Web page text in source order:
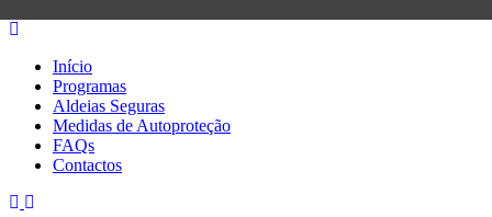
Início
Programas
Aldeias Seguras
Medidas de Autoproteção
FAQs
Contactos